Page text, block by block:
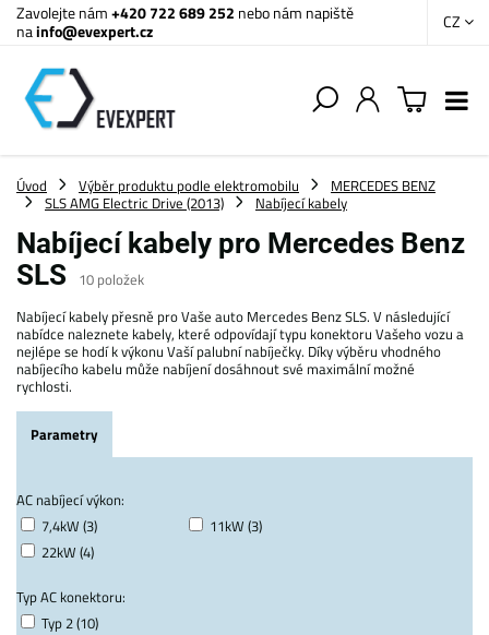
Zavolejte nám+420 722 689 252 nebo nám napiště
nainfo@evexpert.cz CZ
Úvod Výběr produktu podle elektromobilu
MERCEDES BENZ
SLS AMG Electric Drive (2013)
Nabíjecí kabely
Nabíjecí kabely pro Mercedes Benz
SLS
10 položek
Nabíjecí kabely přesně pro Vaše auto Mercedes Benz SLS. V následující
nabídce naleznete kabely, které odpovídají typu konektoru Vašeho vozu a
nejlépe se hodí k výkonu Vaší palubní nabíječky. Díky výběru vhodného
nabíjecího kabelu může nabíjení dosáhnout své maximální možné
rychlosti.
Parametry
AC nabíjecí výkon:
7,4kW (3)
11kW (3)
22kW (4)
Typ AC konektoru:
Typ 2 (10)